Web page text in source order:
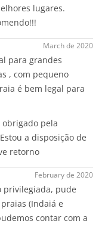
lugares.
March de 2020
para grandes
, com pequeno
é bem legal para
pela
a disposição de
retorno
February de 2020
privilegiada, pude
(Indaiá e
contar com a